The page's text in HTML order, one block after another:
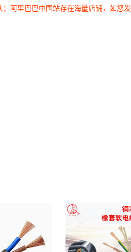
阿里巴巴中国站存在海量店铺，如您